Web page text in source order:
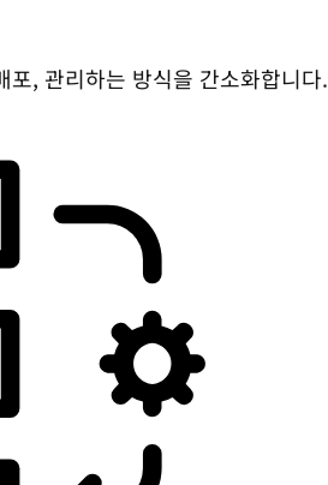
포, 관리하는 방식을 간소화합니다.